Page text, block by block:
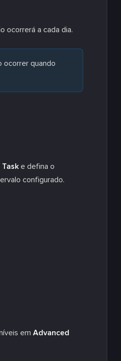
ocorrerá a cada dia.
ocorrer quando
e defina o
configurado.
em Advanced